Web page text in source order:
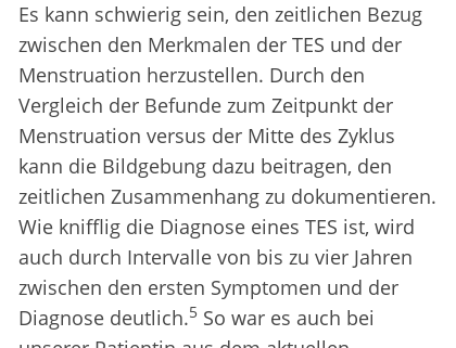
Es kann schwierig sein, den zeitlichen Bezug
zwischen den Merkmalen der TES und der
Menstruation herzustellen. Durch den
Vergleich der Befunde zum Zeitpunkt der
Menstruation versus der Mitte des Zyklus
kann die Bildgebung dazu beitragen, den
zeitlichen Zusammenhang zu dokumentieren.
Wie knifflig die Diagnose eines TES ist, wird
auch durch Intervalle von bis zu vier Jahren
zwischen den ersten Symptomen und der
Diagnose deutlich.5 So war es auch bei